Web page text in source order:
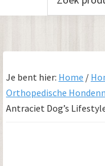
Je bent hier: Home /
Orthopedische
Antraciet Dog’s